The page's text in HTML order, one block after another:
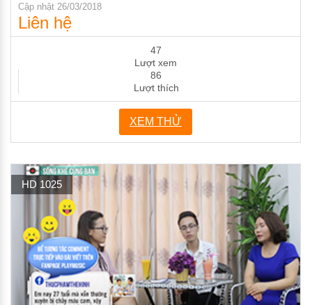
Cập nhật 26/03/2018
Liên hệ
47
Lượt xem
86
Lượt thích
XEM THỬ
HD 1025